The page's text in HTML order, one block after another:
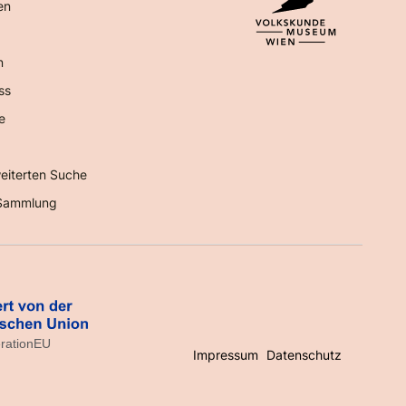
Suche
Impressum Datenschutz